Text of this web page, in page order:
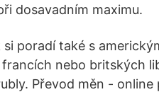
dosavadním maximu.
si poradí také s
nebo britských
Převod měn -